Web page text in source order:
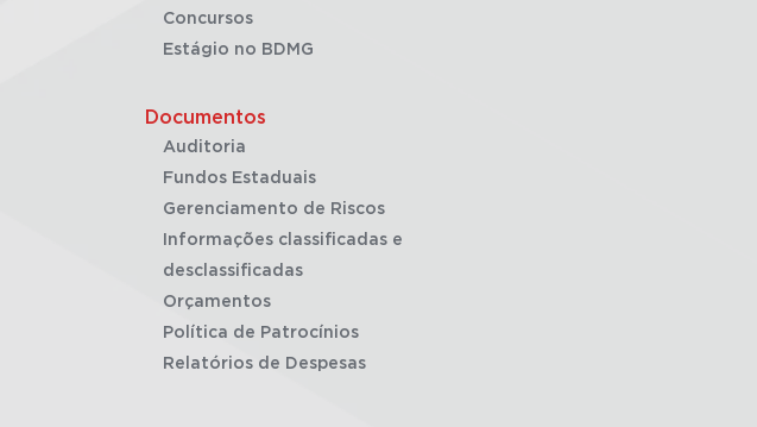
Concursos
Estágio no BDMG
Documentos
Auditoria
Fundos Estaduais
Gerenciamento de Riscos
Informações classificadas e
desclassificadas
Orçamentos
Política de Patrocínios
Relatórios de Despesas